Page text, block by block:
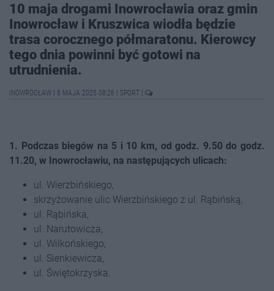
10 maja drogami Inowrocławia oraz gmin
Inowrocław i Kruszwica wiodła będzie
trasa corocznego półmaratonu. Kierowcy
tego dnia powinni być gotowi na
utrudnienia.
INOWROCŁAW 8 MAJA 2025 08:26 SPORT
1. Podczas biegów na 5 i 10 km, od godz. 9.50 do godz.
11.20, w Inowrocławiu, na następujących ulicach:
ul. Wierzbińskiego,
skrzyżowanie ulic Wierzbińskiego z ul. Rąbińską,
ul. Rąbińska,
ul. Narutowicza,
ul. Wilkońskiego,
ul. Sienkiewicza,
ul. Świętokrzyska.